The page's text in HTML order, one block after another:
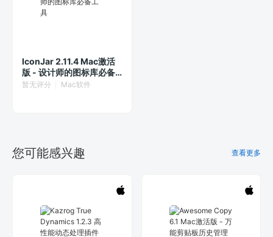
IconJar 2.11.4 Mac激活
版 - 设计师的图标库必备
工具
暂无评分 Mac软件
您可能感兴趣 查看更多